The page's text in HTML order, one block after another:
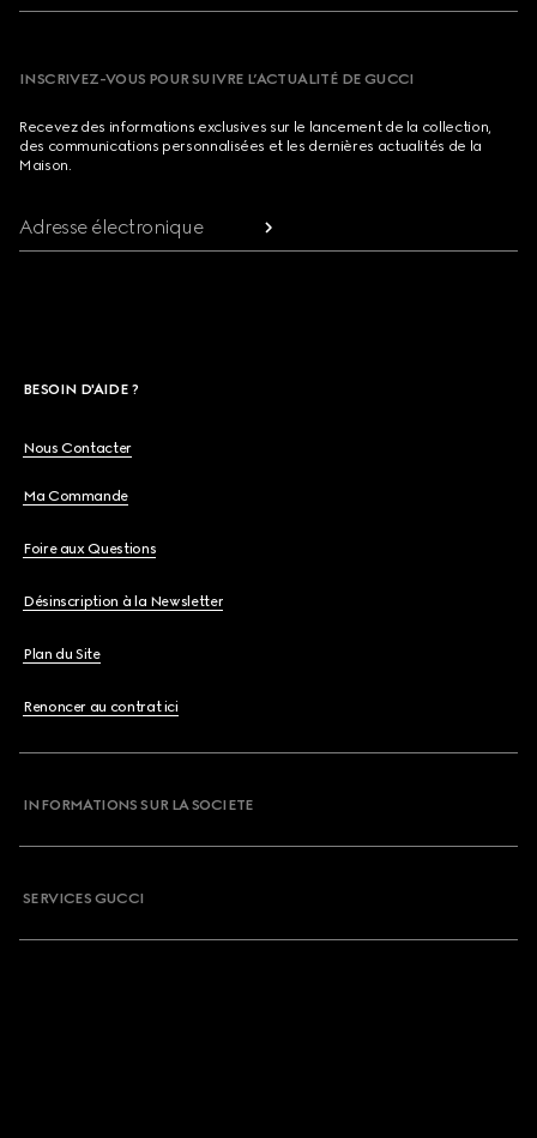
INSCRIVEZ-VOUS POUR SUIVRE L’ACTUALITÉ DE GUCCI
Recevez des informations exclusives sur le lancement de la collection,
des communications personnalisées et les dernières actualités de la
Maison.
Adresse électronique
BESOIN D'AIDE ?
Nous Contacter
Ma Commande
Foire aux Questions
Désinscription à la Newsletter
Plan du Site
Renoncer au contrat ici
INFORMATIONS SUR LA SOCIETE
SERVICES GUCCI